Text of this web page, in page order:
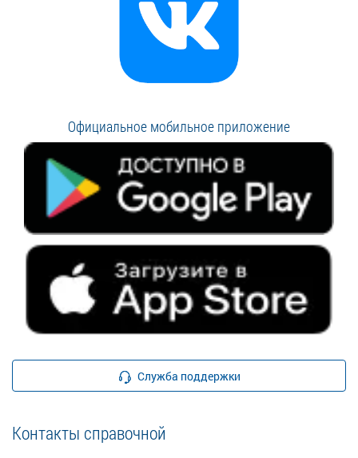
Официальное мобильное приложение
Служба поддержки
Контакты справочной